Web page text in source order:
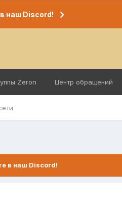
наш Discord!
Zeron Центр обращений
в наш Discord!